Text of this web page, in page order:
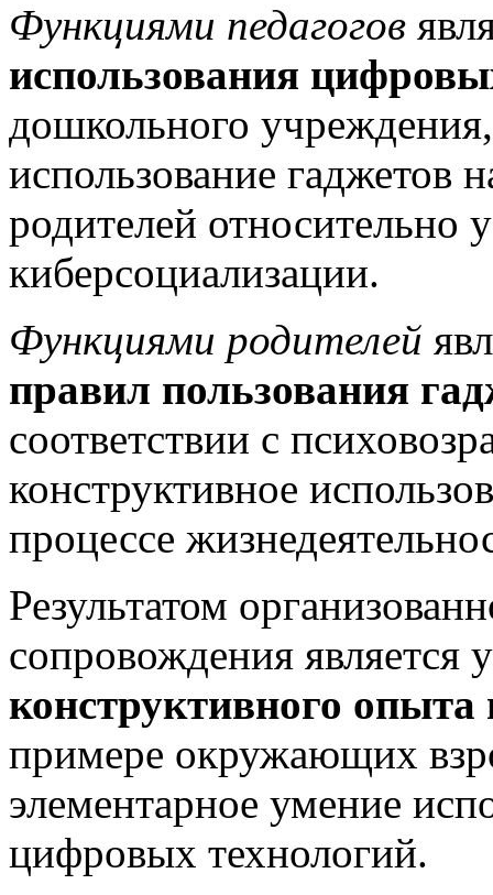
Функциями педагогов
использования
дошкольного
использование гаджетов
родителей относительно
киберсоциализации.
Функциями родителей
правил пользования
соответствии с
конструктивное
процессе
Результатом
сопровождения является
конструктивного
примере окружающих
элементарное умение
цифровых технологий.